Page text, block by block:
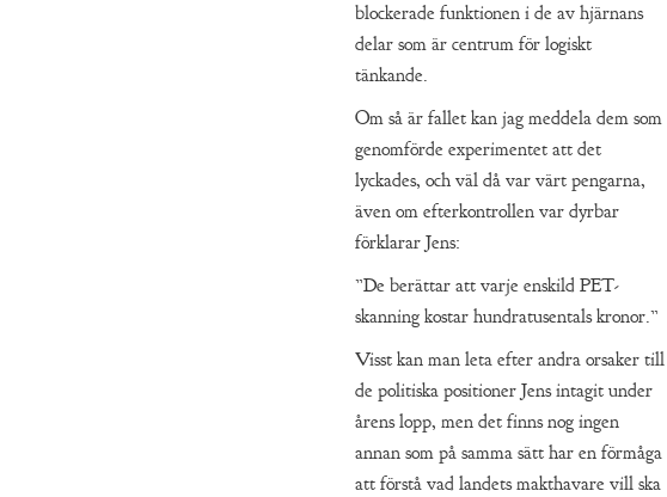
blockerade funktionen i de av hjärnans
delar som är centrum för logiskt
tänkande.
Om så är fallet kan jag meddela dem som
genomförde experimentet att det
lyckades, och väl då var värt pengarna,
även om efterkontrollen var dyrbar
förklarar Jens:
”De berättar att varje enskild PET-
skanning kostar hundratusentals kronor.”
Visst kan man leta efter andra orsaker till
de politiska positioner Jens intagit under
årens lopp, men det finns nog ingen
annan som på samma sätt har en förmåga
att förstå vad landets makthavare vill ska